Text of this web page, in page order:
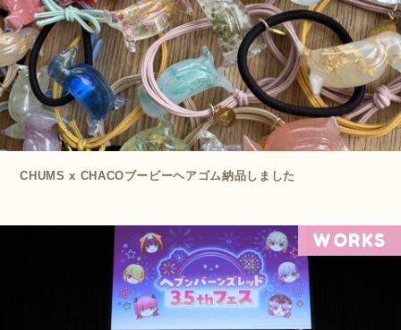
CHUMS x CHACOブービーヘアゴム納品しました
WORKS